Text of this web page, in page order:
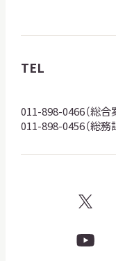
物
館
ゴ
TEL
011-898-0466（総合
011-898-0456（総務
X
ゴ
Youtube